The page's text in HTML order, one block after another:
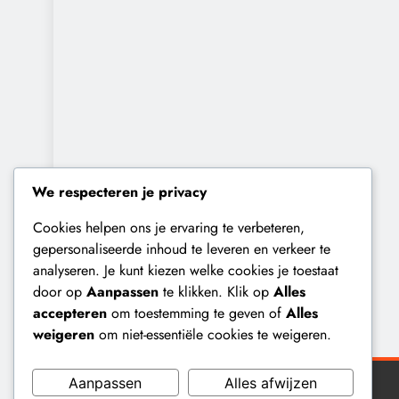
We respecteren je privacy
Cookies helpen ons je ervaring te verbeteren,
gepersonaliseerde inhoud te leveren en verkeer te
analyseren. Je kunt kiezen welke cookies je toestaat
door op Aanpassen te klikken. Klik op Alles
accepteren om toestemming te geven of Alles
weigeren om niet-essentiële cookies te weigeren.
Aanpassen Alles afwijzen